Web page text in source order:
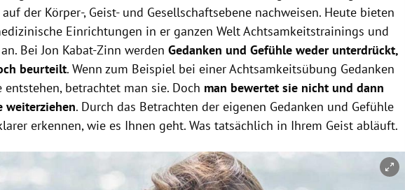
der Körper-, Geist- und Gesellschaftsebene nachweisen. Heute bieten
Einrichtungen in er ganzen Welt Achtsamkeitstrainings und
an. Bei Jon Kabat-Zinn werdenGedanken und Gefühle weder unterdrückt,
beurteilt. Wenn zum Beispiel bei einer Achtsamkeitsübung Gedanken
entstehen, betrachtet man sie. Doch man bewertet sie nicht und dann
weiterziehen. Durch das Betrachten der eigenen Gedanken und Gefühle
erkennen, wie es Ihnen geht. Was tatsächlich in Ihrem Geist abläuft.
öffnen/schließen